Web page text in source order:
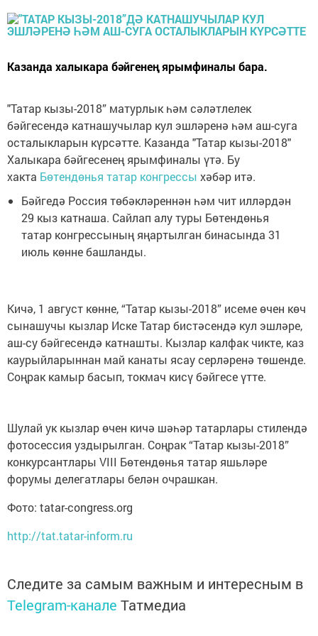
Казанда халыкара бәйгенең ярымфиналы бара.
"Татар кызы-2018” матурлык һәм сәләтлелек
бәйгесендә катнашучылар кул эшләренә һәм аш-суга
осталыкларын күрсәтте. Казанда "Татар кызы-2018"
Халыкара бәйгесенең ярымфиналы үтә. Бу
хакта Бөтендөнья татар конгрессы хәбәр итә.
Бәйгедә Россия төбәкләреннән һәм чит илләрдән
29 кыз катнаша. Сайлап алу туры Бөтендөнья
татар конгрессының яңартылган бинасында 31
июль көнне башланды.
Кичә, 1 август көнне, “Татар кызы-2018” исеме өчен көч
сынашучы кызлар Иске Татар бистәсендә кул эшләре,
аш-су бәйгесендә катнашты. Кызлар калфак чикте, каз
каурыйларыннан май канаты ясау серләренә төшенде.
Соңрак камыр басып, токмач кисү бәйгесе үтте.
Шулай ук кызлар өчен кичә шәһәр татарлары стилендә
фотосессия уздырылган. Соңрак “Татар кызы-2018”
конкурсантлары VIII Бөтендөнья татар яшьләре
форумы делегатлары белән очрашкан.
Фото: tatar-congress.org
http://tat.tatar-inform.ru
Следите за самым важным и интересным в
Telegram-канале Татмедиа